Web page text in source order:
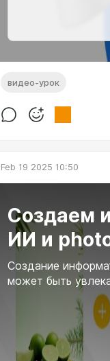
видео-урок
Feb 19 2025 10:50
Создаем
ИИ и
Создание
может быть